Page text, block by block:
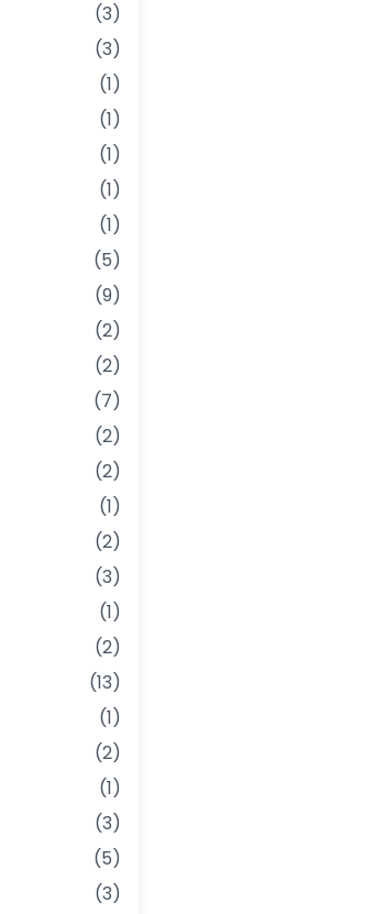
(3)
(3)
(1)
(1)
(1)
(1)
(1)
(5)
(9)
(2)
(2)
(7)
(2)
(2)
(1)
(2)
(3)
(1)
(2)
(13)
(1)
(2)
(1)
(3)
(5)
(3)